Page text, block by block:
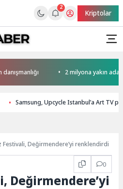
2
Kriptolar
2 milyona yakın aday
Samsung, Upcycle Istanbul’a Art TV
Festivali, Değirmendere’yi renklendirdi
0
Değirmendere’yi